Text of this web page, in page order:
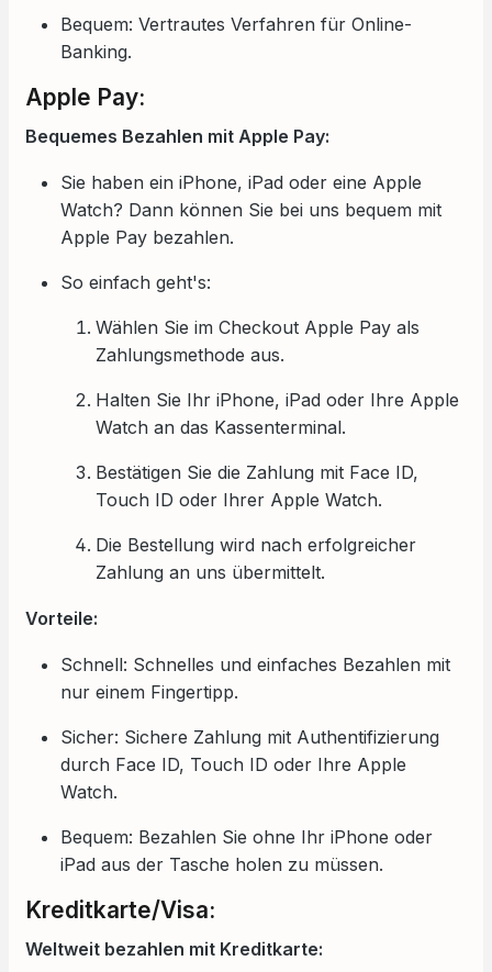
Bequem: Vertrautes Verfahren für Online-
Banking.
Apple Pay:
Bequemes Bezahlen mit Apple Pay:
Sie haben ein iPhone, iPad oder eine Apple
Watch? Dann können Sie bei uns bequem mit
Apple Pay bezahlen.
So einfach geht's:
Wählen Sie im Checkout Apple Pay als
Zahlungsmethode aus.
Halten Sie Ihr iPhone, iPad oder Ihre Apple
Watch an das Kassenterminal.
Bestätigen Sie die Zahlung mit Face ID,
Touch ID oder Ihrer Apple Watch.
Die Bestellung wird nach erfolgreicher
Zahlung an uns übermittelt.
Vorteile:
Schnell: Schnelles und einfaches Bezahlen mit
nur einem Fingertipp.
Sicher: Sichere Zahlung mit Authentifizierung
durch Face ID, Touch ID oder Ihre Apple
Watch.
Bequem: Bezahlen Sie ohne Ihr iPhone oder
iPad aus der Tasche holen zu müssen.
Kreditkarte/Visa:
Weltweit bezahlen mit Kreditkarte: